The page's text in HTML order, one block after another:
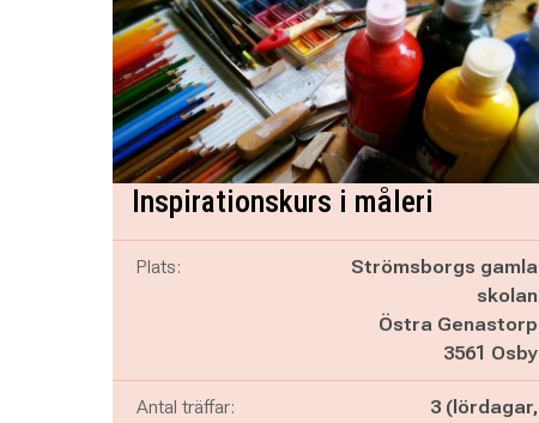
Inspirationskurs i måleri
Plats:
Strömsborgs gamla
skolan
Östra Genastorp
3561 Osby
Antal träffar:
3 (lördagar,